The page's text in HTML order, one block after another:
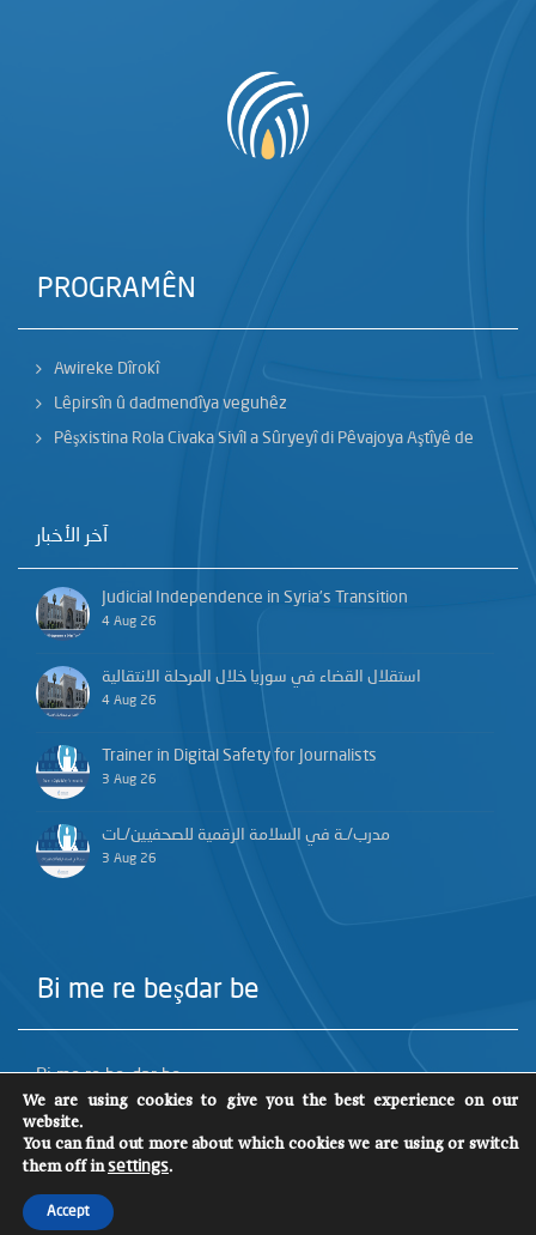
PROGRAMÊN
Awireke Dîrokî
Lêpirsîn û dadmendîya veguhêz
Pêşxistina Rola Civaka Sivîl a Sûryeyî di Pêvajoya Aştîyê de
آخر الأخبار
Judicial Independence in Syria’s Transition
4 Aug 26
استقلال القضاء في سوريا خلال المرحلة الانتقالية
4 Aug 26
Trainer in Digital Safety for Journalists
3 Aug 26
مدرب/ـة في السلامة الرقمية للصحفيين/ـات
3 Aug 26
Bi me re beşdar be
Bi me re beşdar be
We are using cookies to give you the best experience on our
website.
You can find out more about which cookies we are using or switch
them off insettings.
Accept